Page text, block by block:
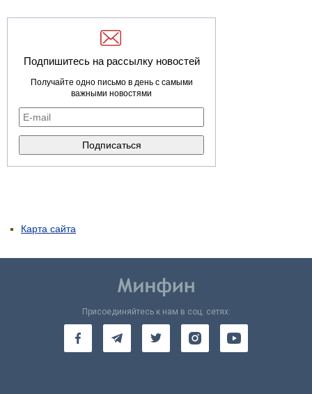
Подпишитесь на рассылку новостей
Получайте одно письмо в день с самыми
важными новостями
Карта сайта
Присоединяйтесь к нам в соц. сетях: